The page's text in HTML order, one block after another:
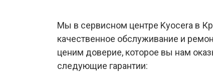
Мы в сервисном центре Kyocera в
качественное обслуживание и
ценим доверие, которое вы нам
следующие гарантии: